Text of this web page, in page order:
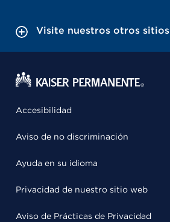
Visite nuestros otros sitios
Accesibilidad
Aviso de no discriminación
Ayuda en su idioma
Privacidad de nuestro sitio web
Aviso de Prácticas de Privacidad